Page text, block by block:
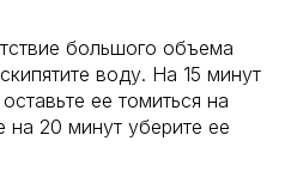
большого объема
воду. На 15 минут
ее томиться на
20 минут уберите ее